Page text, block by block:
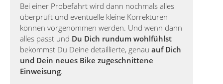
Bei einer Probefahrt wird dann nochmals alles
überprüft und eventuelle kleine Korrekturen
können vorgenommen werden. Und wenn dann
alles passt und Du Dich rundum wohlfühlst
bekommst Du Deine detaillierte, genau auf Dich
und Dein neues Bike zugeschnittene
Einweisung.